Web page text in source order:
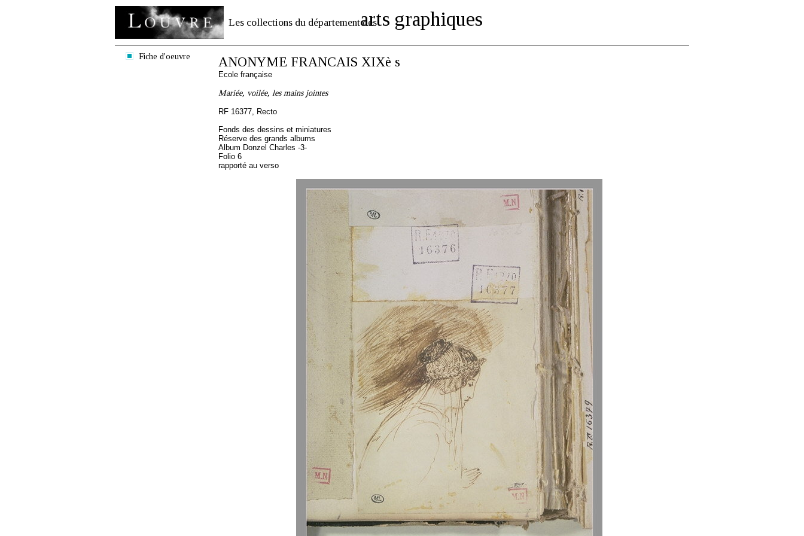
Les collections du département desarts graphiques
Fiche d'oeuvre ANONYME FRANCAIS XIXè s
Ecole française
Mariée, voilée, les mains jointes
RF 16377, Recto
Fonds des dessins et miniatures
Réserve des grands albums
Album Donzel Charles -3-
Folio 6
rapporté au verso